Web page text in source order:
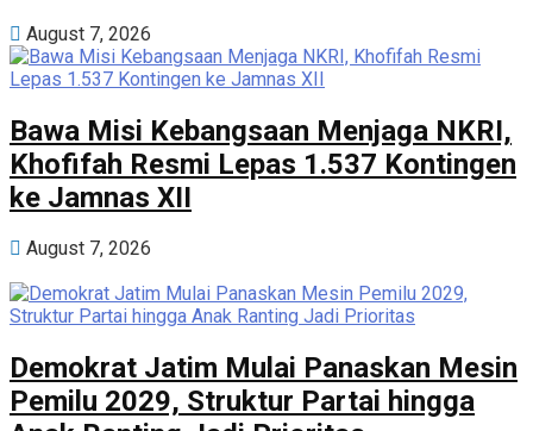
August 7, 2026
Bawa Misi Kebangsaan Menjaga NKRI,
Khofifah Resmi Lepas 1.537 Kontingen
ke Jamnas XII
August 7, 2026
Demokrat Jatim Mulai Panaskan Mesin
Pemilu 2029, Struktur Partai hingga